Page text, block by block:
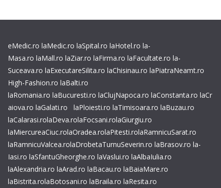
eMedic.ro laMedic.ro laSpital.ro laHotel.ro la-
Masa.ro laMall.ro laZiar.ro laFirma.ro laFacultate.ro la-
Suceava.ro laExecutareSilita.ro laChisinau.ro laPiatraNeamt.ro
High-Fashion.ro laBalti.ro
laRomania.ro laBucuresti.ro laClujNapoca.ro laConstanta.ro laCr
aiova.ro laGalati.ro laPloiesti.ro laTimisoara.ro laBuzau.ro
laCalarasi.rolaDeva.rolaFocsani.rolaGiurgiu.ro
laMiercureaCiuc.rolaOradea.rolaPitesti.rolaRamnicuSarat.ro
laRamnicuValcea.rolaDrobetaTurnuSeverin.ro laBrasov.ro la-
Iasi.ro laSfantuGheorghe.ro laVaslui.ro laAlbaIulia.ro
laAlexandria.ro laArad.ro laBacau.ro laBaiaMare.ro
laBistrita.rolaBotosani.ro laBraila.ro laResita.ro